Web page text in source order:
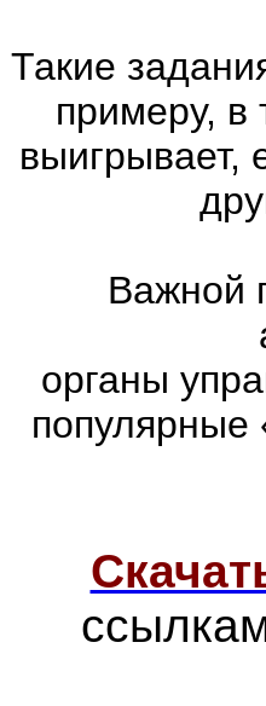
Такие
примеру, в
выигрывает,
Важной
органы
популярные